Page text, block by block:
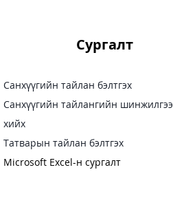
Сургалт
Санхүүгийн тайлан бэлтгэх
Санхүүгийн тайлангийн шинжилгээ
хийх
Татварын тайлан бэлтгэх
Microsoft Excel-н сургалт